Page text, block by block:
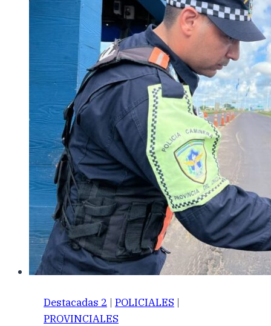
Destacadas 2 | POLICIALES |
PROVINCIALES